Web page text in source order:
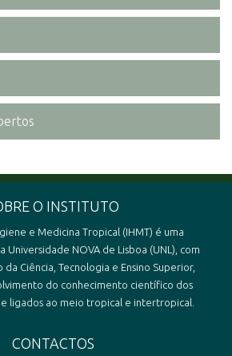
O INSTITUTO
e Medicina Tropical (IHMT) é uma
Universidade NOVA de Lisboa (UNL), com
Ciência, Tecnologia e Ensino Superior,
do conhecimento científico dos
ligados ao meio tropical e intertropical.
CONTACTOS